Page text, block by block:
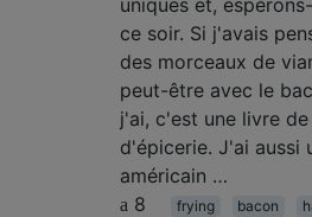
ce soir. Si j'avais
des morceaux de
peut-être avec le
j'ai, c'est une livre
d'épicerie. J'ai aussi
américain …
8
frying bacon